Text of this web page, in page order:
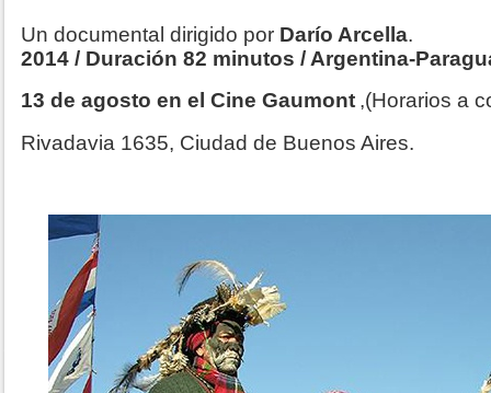
Un documental dirigido por Darío Arcella.
2014 / Duración 82 minutos / Argentina-
13 de agosto en el Cine Gaumont ,(Horarios a
Rivadavia 1635, Ciudad de Buenos Aires.